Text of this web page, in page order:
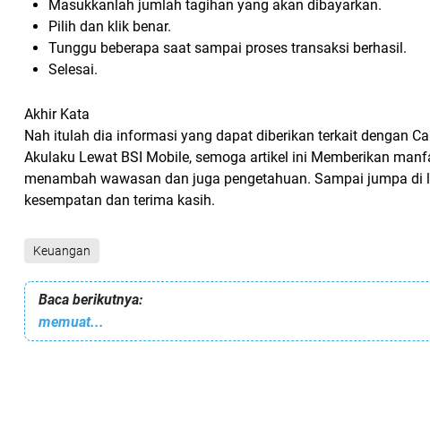
Masukkanlah jumlah tagihan yang akan dibayarkan.
Pilih dan klik benar.
Tunggu beberapa saat sampai proses transaksi berhasil.
Selesai.
Akhir Kata
Nah itulah dia informasi yang dapat diberikan terkait dengan
Akulaku Lewat BSI Mobile, semoga artikel ini Memberikan
menambah wawasan dan juga pengetahuan. Sampai jumpa di
kesempatan dan terima kasih.
Keuangan
Baca berikutnya:
memuat...